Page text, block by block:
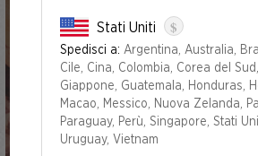
Stati Uniti $
Spedisci a: Argentina, Australia,
Cile, Cina, Colombia, Corea del
Giappone, Guatemala, Honduras,
Macao, Messico, Nuova Zelanda,
Paraguay, Perù, Singapore, Stati
Uruguay, Vietnam